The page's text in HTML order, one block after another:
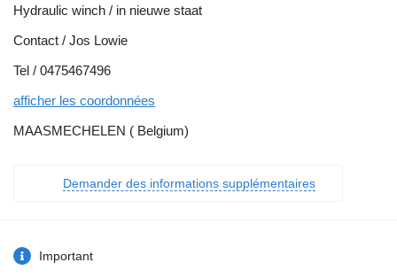
Hydraulic winch / in nieuwe staat
Contact / Jos Lowie
Tel / 0475467496
afficher les coordonnées
MAASMECHELEN ( Belgium)
Demander des informations supplémentaires
Important